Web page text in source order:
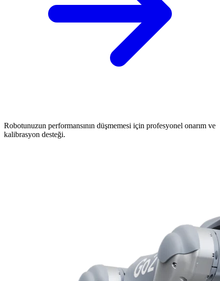
Robotunuzun performansının düşmemesi için profesyonel onarım ve
kalibrasyon desteği.